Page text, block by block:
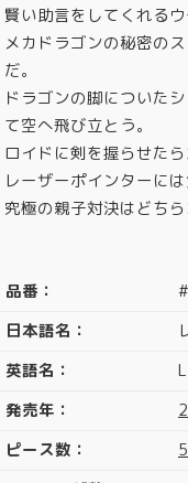
賢い助言をしてくれるウ
メカドラゴンの秘密の
だ。
ドラゴンの脚についた
て空へ飛び立とう。
ロイドに剣を握らせた
レーザーポインターには
究極の親子対決はどち
品番：
日本語名：
英語名：
発売年：
ピース数：